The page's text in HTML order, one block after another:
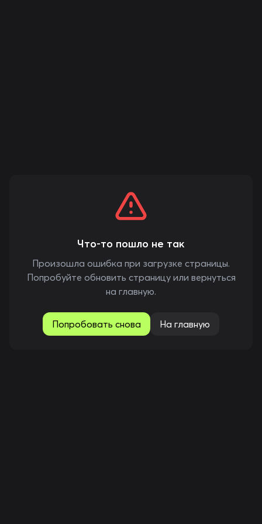
Что-то пошло не так
Произошла ошибка при загрузке страницы.
Попробуйте обновить страницу или вернуться
на главную.
Попробовать снова На главную